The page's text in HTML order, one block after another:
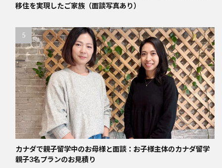
移住を実現したご家族（面談写真あり）
カナダで親子留学中のお母様と面談：お子様主体のカナダ留学
親子3名プランのお見積り